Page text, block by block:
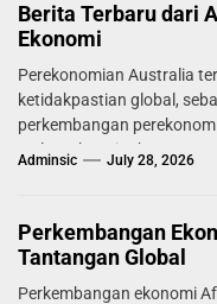
Berita Terbaru dari
Ekonomi
Perekonomian Australia
ketidakpastian global,
perkembangan
melaporkan tingkat...
Adminsic July 28, 2026
Perkembangan
Tantangan Global
Perkembangan ekonomi